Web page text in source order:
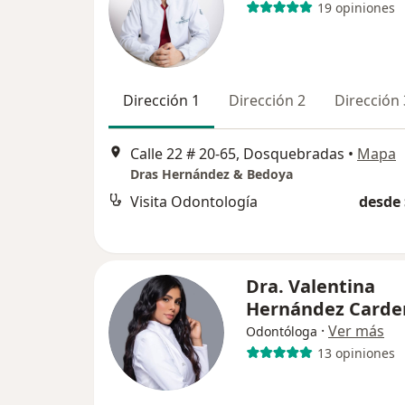
19 opiniones
Dirección 1 Dirección 2 Dirección
Calle 22 # 20-65, Dosquebradas • Mapa
Dras Hernández & Bedoya
Visita Odontología desde
Dra. Valentina
Hernández
Odontóloga · Ver más
13 opiniones